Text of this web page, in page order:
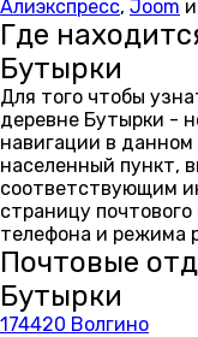
Алиэкспресс, Joom и
Где
Бутырки
Для того чтобы
деревне Бутырки -
навигации в
населенный пункт,
соответствующим
страницу
телефона и режима
Почтовые
Бутырки
174420 Волгино